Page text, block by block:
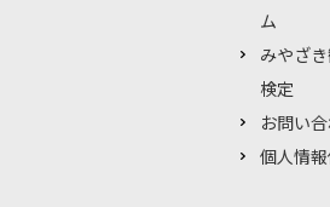
ム
みやざ
検定
お問い
個人情